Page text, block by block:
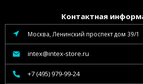
Контактная
Москва, Ленинский проспект дом 39/1
intex@intex-store.ru
+7 (495) 979-99-24